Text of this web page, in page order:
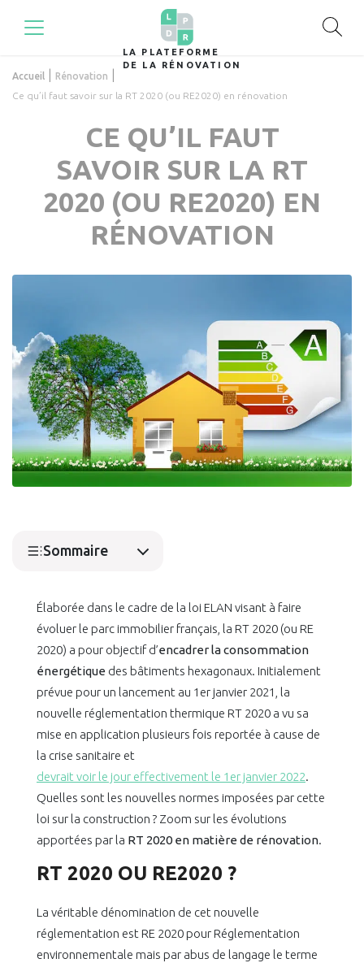
LA PLATEFORME
DE LA RÉNOVATION
Accueil Rénovation
Ce qu’il faut savoir sur la RT 2020 (ou RE2020) en rénovation
CE QU’IL FAUT
SAVOIR SUR LA RT
2020 (OU RE2020) EN
RÉNOVATION
Sommaire
Élaborée dans le cadre de la loi ELAN visant à faire
évoluer le parc immobilier français, la RT 2020 (ou RE
2020) a pour objectif d’encadrer la consommation
énergétique des bâtiments hexagonaux. Initialement
prévue pour un lancement au 1er janvier 2021, la
nouvelle réglementation thermique RT 2020 a vu sa
mise en application plusieurs fois reportée à cause de
la crise sanitaire et
devrait voir le jour effectivement le 1er janvier 2022.
Quelles sont les nouvelles normes imposées par cette
loi sur la construction ? Zoom sur les évolutions
apportées par la RT 2020 en matière de rénovation.
RT 2020 OU RE2020 ?
La véritable dénomination de cet nouvelle
réglementation est RE 2020 pour Réglementation
environnementale mais par abus de langage le terme